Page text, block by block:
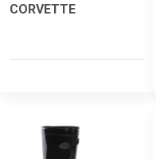
CORVETTE